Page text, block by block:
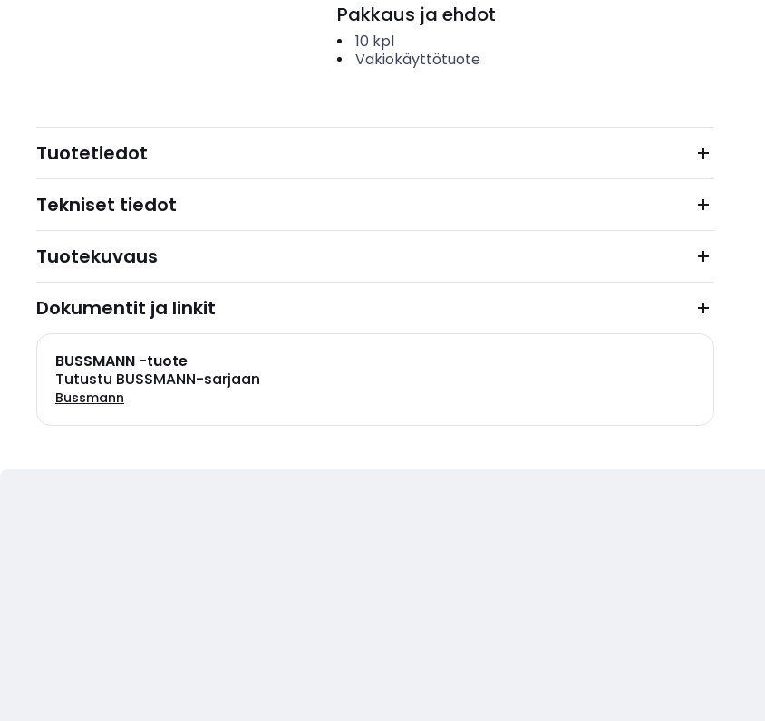
Pakkaus ja ehdot
10 kpl
Vakiokäyttötuote
Tuotetiedot
Tekniset tiedot
Tuotekuvaus
Dokumentit ja linkit
BUSSMANN -tuote
Tutustu BUSSMANN-sarjaan
Bussmann